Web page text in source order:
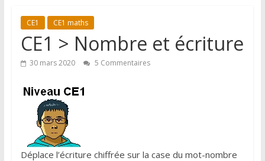
CE1 CE1 maths
CE1 > Nombre et écriture
30 mars 2020 5 Commentaires
Déplace l’écriture chiffrée sur la case du mot-nombre